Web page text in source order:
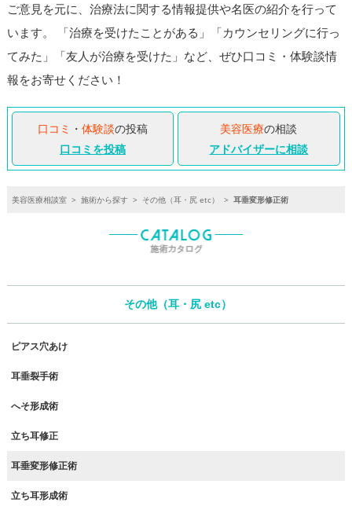
ご意見を元に、治療法に関する情報提供や名医の紹介を行って
います。 「治療を受けたことがある」「カウンセリングに行っ
てみた」「友人が治療を受けた」など、ぜひ口コミ・体験談情
報をお寄せください！
口コミ ・ 体験談の投稿
口コミを投稿
美容医療の相談
アドバイザーに相談
美容医療相談室 > 施術から探す > その他（耳・尻 etc） > 耳垂変形修正術
その他（耳・尻 etc）
ピアス穴あけ
耳垂裂手術
へそ形成術
立ち耳修正
耳垂変形修正術
立ち耳形成術